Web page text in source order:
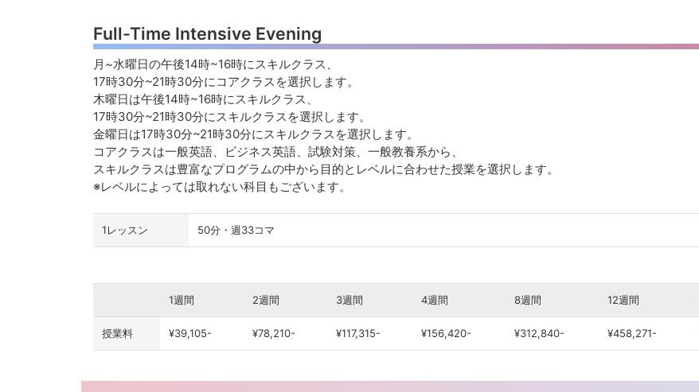
Full-Time Intensive Evening
月~水曜日の午後14時~16時にスキルクラス、
17時30分~21時30分にコアクラスを選択します。
木曜日は午後14時~16時にスキルクラス、
17時30分~21時30分にスキルクラスを選択します。
金曜日は17時30分~21時30分にスキルクラスを選択します。
コアクラスは一般英語、ビジネス英語、試験対策、一般教養系から、
スキルクラスは豊富なプログラムの中から目的とレベルに合わせた授業を選択します。
※レベルによっては取れない科目もございます。
1レッスン 50分・週33コマ
1週間 2週間 3週間 4週間 8週間 12週間
授業料 ¥39,105- ¥78,210- ¥117,315- ¥156,420- ¥312,840- ¥458,271-